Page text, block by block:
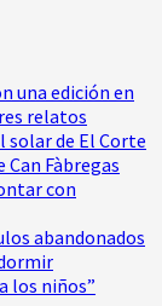
una edición en
relatos
solar de El Corte
Fàbregas
con
abandonados
los niños”